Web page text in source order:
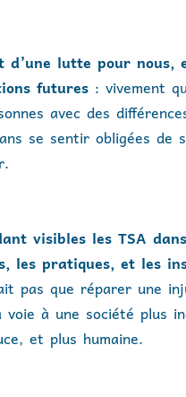
d’une lutte pour nous,
futures: vivement
avec des
se sentir obligées de
visibles les TSA
les pratiques, et les
pas que réparer une
voie à une société plus
et plus humaine.